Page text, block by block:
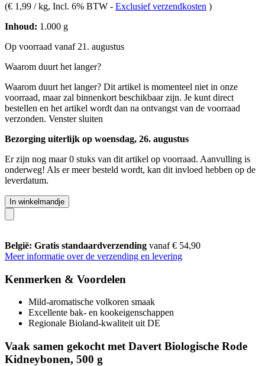
(€ 1,99 / kg, Incl. 6% BTW - Exclusief verzendkosten )
Inhoud: 1.000 g
Op voorraad vanaf 21. augustus
Waarom duurt het langer?
Waarom duurt het langer? Dit artikel is momenteel niet in onze
voorraad, maar zal binnenkort beschikbaar zijn. Je kunt direct
bestellen en het artikel wordt dan na ontvangst van de voorraad
verzonden. Venster sluiten
Bezorging uiterlijk op woensdag, 26. augustus
Er zijn nog maar 0 stuks van dit artikel op voorraad. Aanvulling is
onderweg! Als er meer besteld wordt, kan dit invloed hebben op de
leverdatum.
In winkelmandje
België: Gratis standaardverzending vanaf € 54,90
Meer informatie over de verzending en levering
Kenmerken & Voordelen
Mild-aromatische volkoren smaak
Excellente bak- en kookeigenschappen
Regionale Bioland-kwaliteit uit DE
Vaak samen gekocht met Davert Biologische Rode
Kidneybonen, 500 g